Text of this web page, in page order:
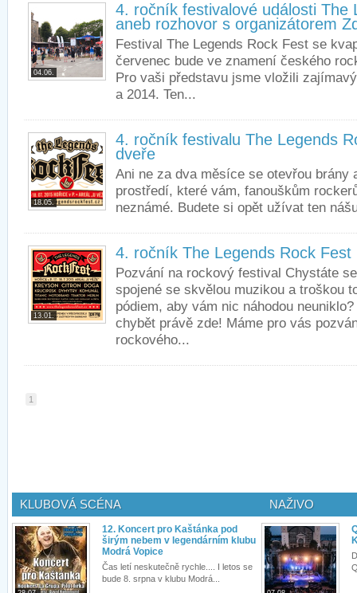
04.06.
4. ročník festivalové události The
aneb rozhovor s organizátorem
Festival The Legends Rock Fest se
červenec bude ve znamení českého
Pro vaši představu jsme vložili
a 2014. Ten...
18.05.
4. ročník festivalu The Legends
dveře
Ani ne za dva měsíce se otevřou brány
prostředí, které vám, fanouškům
neznámé. Budete si opět užívat ten
13.01.
4. ročník The Legends Rock Fest
Pozvání na rockový festival Chystáte
spojené se skvělou muzikou a troškou
pódiem, aby vám nic náhodou
chybět právě zde! Máme pro vás
rockového...
1
KLUBOVÁ SCÉNA
12. Koncert pro Kaštánka pod
širým nebem v legendárním klubu
Modrá Vopice
Čas letí neskutečně rychle.... I letos se
bude 8. srpna v klubu Modrá...
NAŽIVO